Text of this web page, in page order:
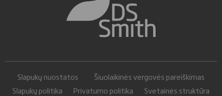
Slapukų nuostatos
Šiuolaikinės vergovės pareiškimas
Slapukų politika
Privatumo politika Svetainės struktūra